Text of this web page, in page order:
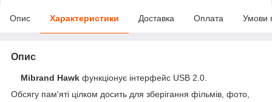
Опис Характеристики Доставка Оплата Умови
Опис
Mibrand Hawk функціонує інтерфейс USB 2.0.
Обсягу пам'яті цілком досить для зберігання фільмів, фото,